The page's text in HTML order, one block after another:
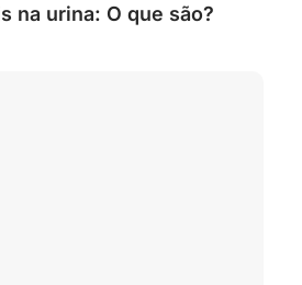
na urina: O que são?